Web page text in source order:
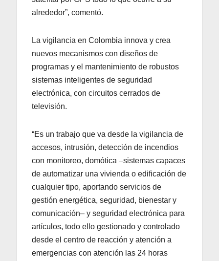
alrededor”, comentó.
La vigilancia en Colombia innova y crea
nuevos mecanismos con diseños de
programas y el mantenimiento de robustos
sistemas inteligentes de seguridad
electrónica, con circuitos cerrados de
televisión.
“Es un trabajo que va desde la vigilancia de
accesos, intrusión, detección de incendios
con monitoreo, domótica –sistemas capaces
de automatizar una vivienda o edificación de
cualquier tipo, aportando servicios de
gestión energética, seguridad, bienestar y
comunicación– y seguridad electrónica para
artículos, todo ello gestionado y controlado
desde el centro de reacción y atención a
emergencias con atención las 24 horas